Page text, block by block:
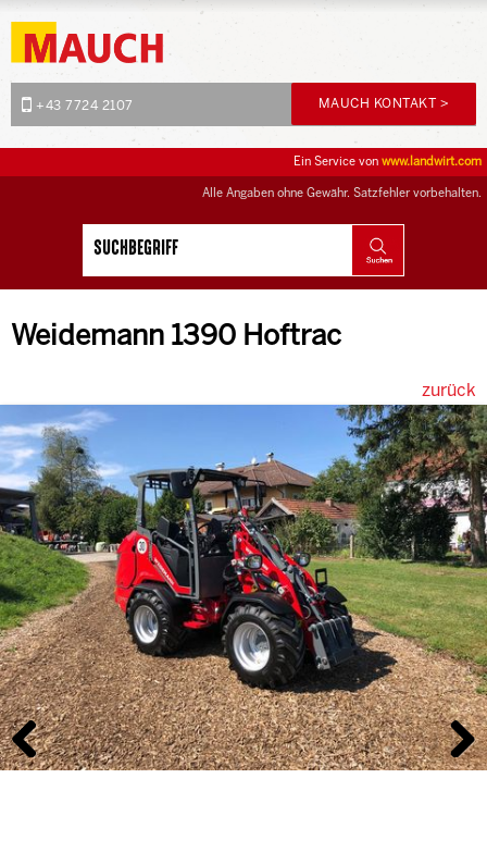
+43 7724 2107 MAUCH KONTAKT >
Alle Angaben ohne Gewähr. Satzfehler vorbehalten.
Ein Service von www.landwirt.com
Weidemann 1390 Hoftrac
zurück